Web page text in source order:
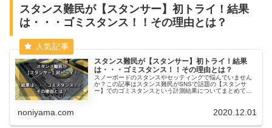
スタンス難民が【スタンサー】初トライ！結果
は・・・ゴミスタンス！！その理由とは？
スタンス難民が【スタンサー】初トライ！結果
は・・・ゴミスタンス！！その理由とは？
スノーボードのスタンスやセッティングで悩んでいません
か？この記事はスタンス難民がSNSで話題の【スタンサ
ー】でのゴミスタンスという計測結果についてまとめてい
noniyama.com 2020.12.01